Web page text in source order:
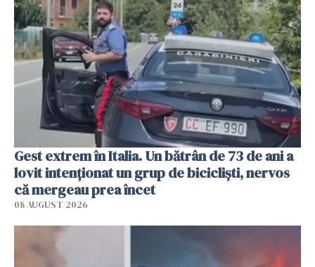
Gest extrem în Italia. Un bătrân de 73 de ani a
lovit intenționat un grup de bicicliști, nervos
că mergeau prea încet
08 AUGUST 2026